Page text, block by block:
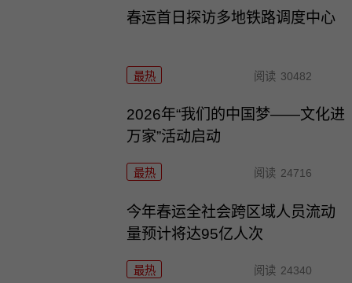
春运首日探访多地铁路调度中心
最热 阅读 30482
2026年“我们的中国梦——文化进
万家”活动启动
最热 阅读 24716
今年春运全社会跨区域人员流动
量预计将达95亿人次
最热 阅读 24340